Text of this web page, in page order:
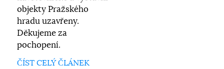
objekty Pražského
hradu uzavřeny.
Děkujeme za
pochopení.
ČÍST CELÝ ČLÁNEK